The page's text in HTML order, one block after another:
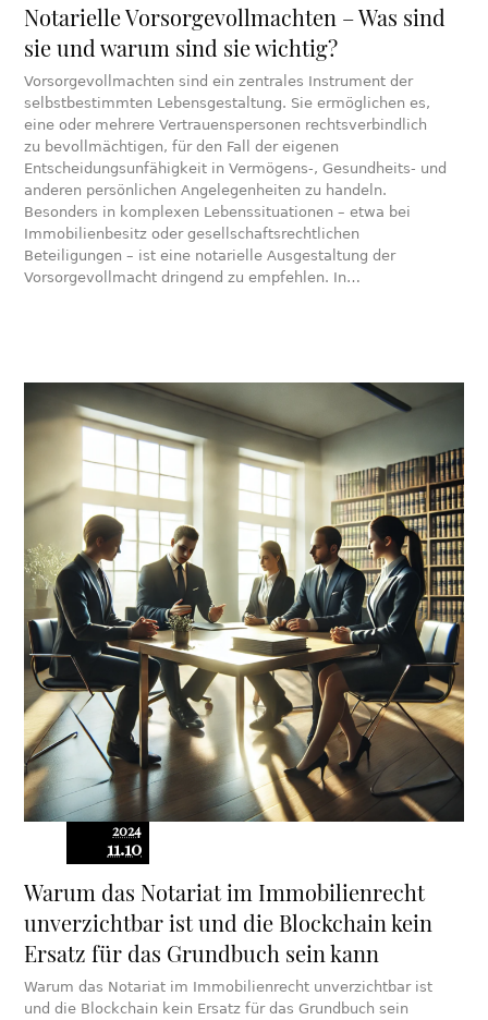
Notarielle Vorsorgevollmachten – Was sind
sie und warum sind sie wichtig?
Vorsorgevollmachten sind ein zentrales Instrument der
selbstbestimmten Lebensgestaltung. Sie ermöglichen es,
eine oder mehrere Vertrauenspersonen rechtsverbindlich
zu bevollmächtigen, für den Fall der eigenen
Entscheidungsunfähigkeit in Vermögens-, Gesundheits- und
anderen persönlichen Angelegenheiten zu handeln.
Besonders in komplexen Lebenssituationen – etwa bei
Immobilienbesitz oder gesellschaftsrechtlichen
Beteiligungen – ist eine notarielle Ausgestaltung der
Vorsorgevollmacht dringend zu empfehlen. In…
2024
11.10
Warum das Notariat im Immobilienrecht
unverzichtbar ist und die Blockchain kein
Ersatz für das Grundbuch sein kann
Warum das Notariat im Immobilienrecht unverzichtbar ist
und die Blockchain kein Ersatz für das Grundbuch sein